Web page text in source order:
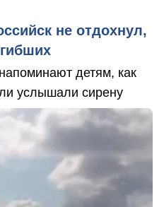
не отдохнул,
детям, как
услышали сирену